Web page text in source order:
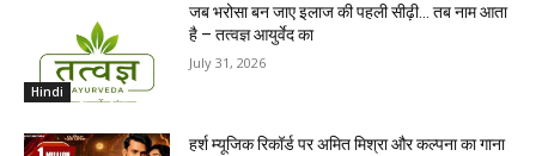
Hindi
जब भरोसा बन जाए इलाज की पहली सीढ़ी… तब नाम आता
है – तत्वज्ञ आयुर्वेद का
July 31, 2026
हर्श म्यूजिक रिकॉर्ड पर अमित मिश्रा और कल्पना का गाना